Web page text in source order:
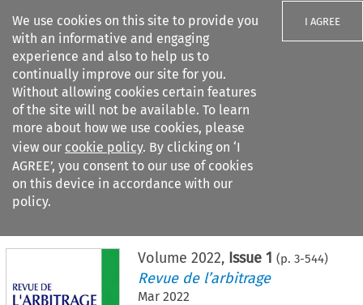
We use cookies on this site to provide you
with an informative and engaging
experience and also to help us to
continually improve our site for you.
Without allowing cookies certain features
of the site will not be available. To learn
more about how we use cookies, please
view our cookie policy. By clicking on ‘I
AGREE’, you consent to our use of cookies
on this device in accordance with our
policy.
I AGREE
Search filters
Citation search
Volume 2022, Issue 1 (p. 3-544)
Revue de l’arbitrage
Mar 2022